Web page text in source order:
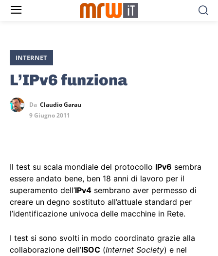
INTERNET
L’IPv6 funziona
Da Claudio Garau
9 Giugno 2011
Il test su scala mondiale del protocollo IPv6 sembra
essere andato bene, ben 18 anni di lavoro per il
superamento dell’IPv4 sembrano aver permesso di
creare un degno sostituto all’attuale standard per
l’identificazione univoca delle macchine in Rete.
I test si sono svolti in modo coordinato grazie alla
collaborazione dell’ISOC (Internet Society) e nel